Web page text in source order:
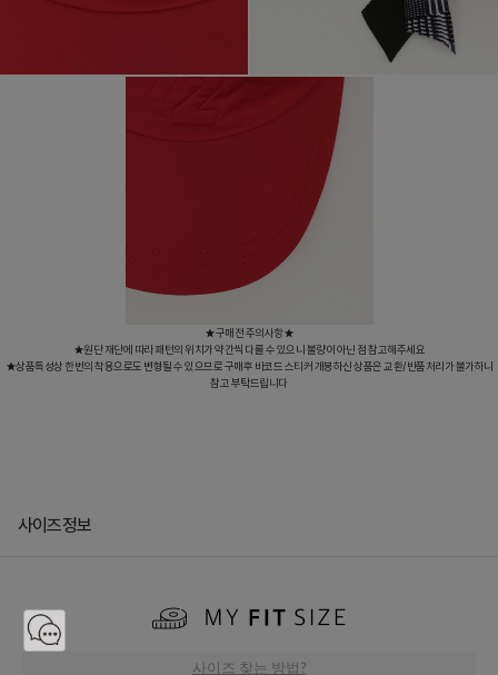
★구매전 주의사항★
★원단 재단에 따라 패턴의 위치가 약간씩 다를 수 있으니 불량이 아닌 점 참고해주세요
★상품특성상 한번의 착용으로도 변형될 수 있으므로 구매후 바코드 스티커 개봉하신 상품은 교환/반품처리가 불가하니
참고 부탁드립니다
사이즈정보